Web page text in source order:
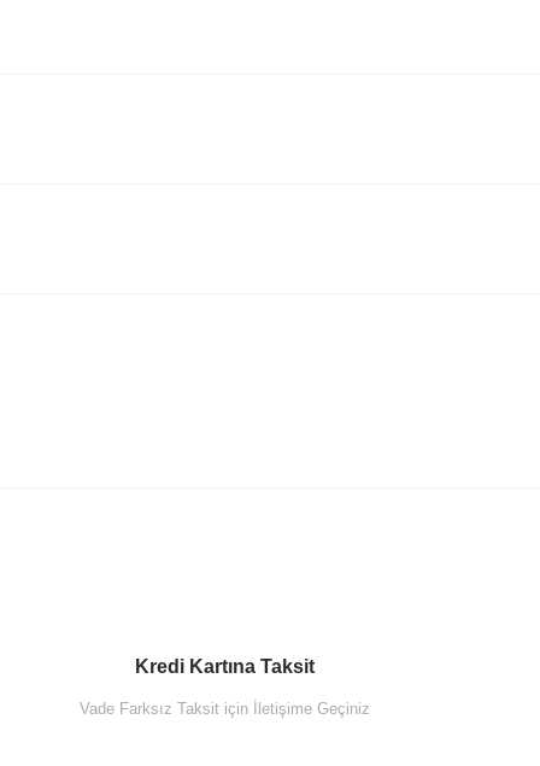
Kredi Kartına Taksit
Vade Farksız Taksit için İletişime Geçiniz